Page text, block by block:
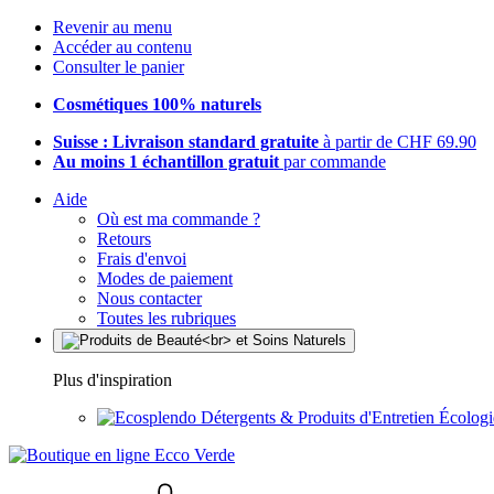
Revenir au menu
Accéder au contenu
Consulter le panier
Cosmétiques 100% naturels
Suisse : Livraison standard gratuite à partir de CHF 69.90
Au moins 1 échantillon gratuit par commande
Aide
Où est ma commande ?
Retours
Frais d'envoi
Modes de paiement
Nous contacter
Toutes les rubriques
Plus d'inspiration
Détergents & Produits d'Entretien